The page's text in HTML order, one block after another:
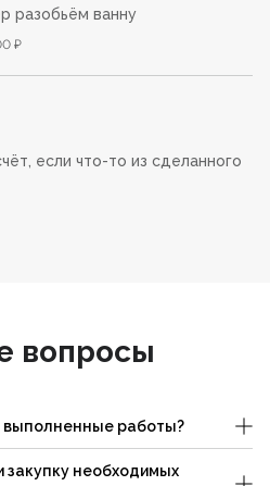
разобьём ванну
₽
если что-то из сделанного
вопросы
выполненные работы?
закупку необходимых